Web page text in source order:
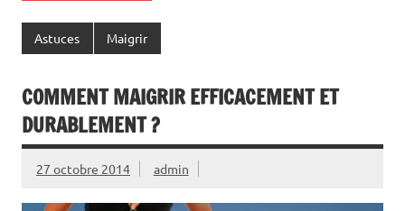
Astuces Maigrir
COMMENT MAIGRIR EFFICACEMENT ET
DURABLEMENT ?
27 octobre 2014 admin